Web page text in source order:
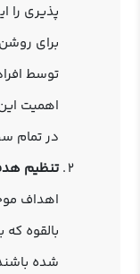
پذیری را
برای
توسط
در تمام
تنظیم
اهداف
بالقوه